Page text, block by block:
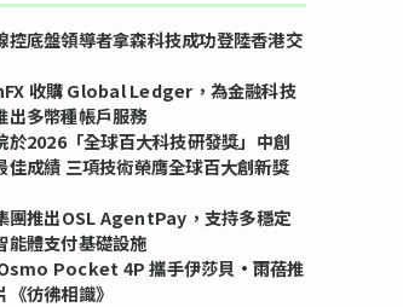
控底盤領導者拿森科技成功登陸香港交
收購 Global Ledger，為金融科技
出多幣種帳戶服務
於2026「全球百大科技研發獎」中創
佳成績 三項技術榮膺全球百大創新獎
團推出OSL AgentPay，支持多穩定
能體支付基礎設施
Pocket 4P 攜手伊莎貝•雨蓓推
《彷彿相識》